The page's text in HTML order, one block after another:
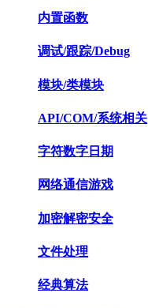
内置函数
调试/跟踪/Debug
模块/类模块
API/COM/系统相关
字符数字日期
网络通信游戏
加密解密安全
文件处理
经典算法